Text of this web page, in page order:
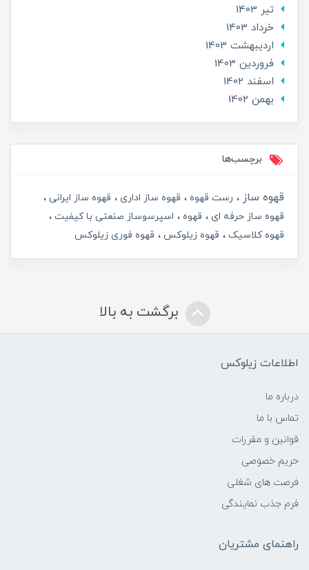
تير 1403
خرداد 1403
ارديبهشت 1403
فروردین 1403
اسفند 1402
بهمن 1402
برچسب‌ها
قهوه ساز رست قهوه قهوه ساز اداری
قهوه ساز ایرانی
قهوه ساز حرفه ای
قهوه
اسپرسوساز صنعتی با کیفیت
قهوه کلاسیک
قهوه زیلوکس قهوه فوری زیلوکس
برگشت به بالا
اطلاعات زیلوکس
درباره ما
تماس با ما
قوانین و مقررات
حریم خصوصی
فرصت های شغلی
فرم جذب نمایندگی
راهنمای مشتریان